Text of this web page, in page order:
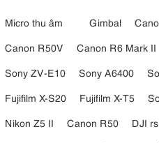
Micro thu âm Gimbal
Canon R50V
Canon R6 Mark II
Sony ZV-E10
Sony A6400
Fujifilm X-S20
Fujifilm X-T5
Nikon Z5 II
Canon R50 DJI